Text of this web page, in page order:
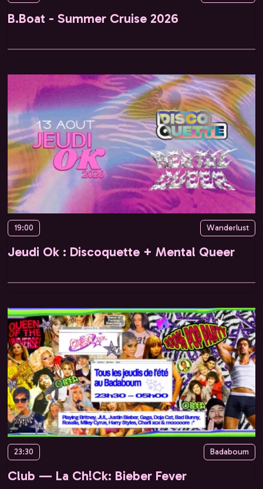
B.Boat - Summer Cruise 2026
19:00 Wanderlust
Jeudi Ok : Discoquette + Mental Queer
23:30 Badaboum
Club — La Ch!Ck: Bieber Fever